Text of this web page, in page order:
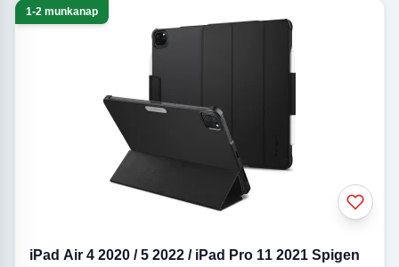
1-2 munkanap
iPad Air 4 2020 / 5 2022 / iPad Pro 11 2021 Spigen